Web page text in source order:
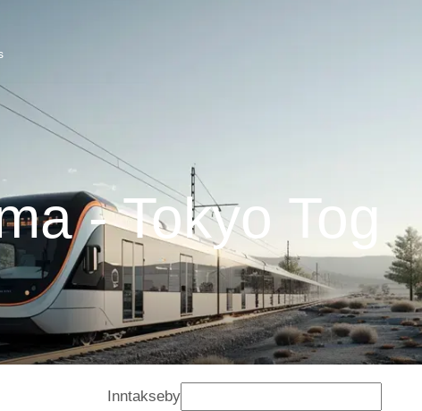
- Tokyo Tog
Inntakseby